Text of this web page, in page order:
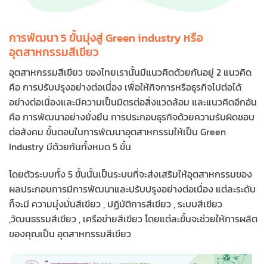
การพัฒนา 5 ขั้นมุ่งสู่ Green industry หรือ
อุตสาหกรรมสีเขียว
อุตสาหกรรมสีเขียว ของไทยเรานั้นมีแนวคิดด้วยกันอยู่ 2 แนวคิด
คือ การปรับปรุงอย่างต่อเนื่อง เพื่อให้กิจการหรือธุรกิจไปต่อได้
อย่างต่อเนื่องและมีความเป็นมิตรต่อสิ่งแวดล้อม และแนวคิดอีกอัน
คือ การพัฒนาอย่างยั่งยืน การประกอบธุรกิจด้วยความรับผิดชอบ
ต่อสังคม ขั้นตอนในการพัฒนาอุตสาหกรรมให้เป็น Green
Industry มีด้วยกันทั้งหมด 5 ขั้น
โดยตัวระบบทั้ง 5 ขั้นนั้นเป็นระบบที่จะส่งเสริมให้อุตสาหกรรมของ
ผลประกอบการมีการพัฒนาและปรับปรุงอย่างต่อเนื่อง แต่ละระดับ
ก็จะมี ความมุ่งมั่นสีเขียว , ปฏิบัติการสีเขียว , ระบบสีเขียว
,วัฒนธรรมสีเขียว , เครือข่ายสีเขียว โดยแต่ละขั้นจะช่วยให้การผลิต
ของคุณเป็น อุตสาหกรรมสีเขียว